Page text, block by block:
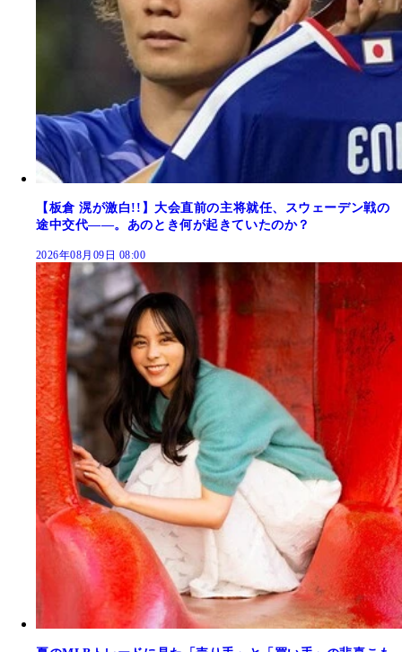
【板倉 滉が激白!!】大会直前の主将就任、スウェーデン戦の
途中交代――。あのとき何が起きていたのか？
2026年08月09日 08:00